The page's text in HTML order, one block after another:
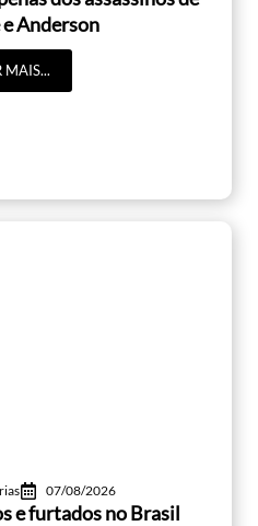
Anderson
MAIS...
07/08/2026
e furtados no Brasil